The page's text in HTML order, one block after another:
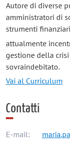
Autore di diverse
amministratori di
strumenti
attualmente
gestione della
sovraindebitato.
Vai al Curriculum
Contatti
E-mail: